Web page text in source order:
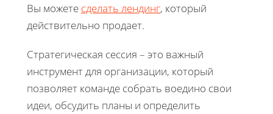
Вы можете сделать лендинг, который
действительно продает.
Стратегическая сессия – это важный
инструмент для организации, который
позволяет команде собрать воедино свои
идеи, обсудить планы и определить